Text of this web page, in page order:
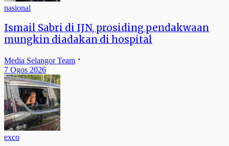
nasional
Ismail Sabri di IJN, prosiding pendakwaan
mungkin diadakan di hospital
Media Selangor Team
7 Ogos 2026
exco